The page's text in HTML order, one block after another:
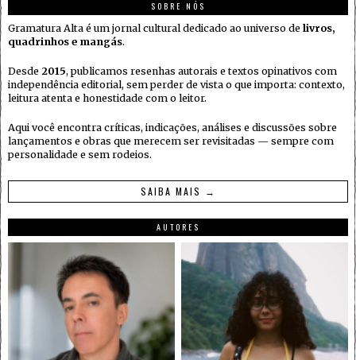
SOBRE NÓS
Gramatura Alta é um jornal cultural dedicado ao universo de livros,
quadrinhos e mangás.
Desde 2015, publicamos resenhas autorais e textos opinativos com
independência editorial, sem perder de vista o que importa: contexto,
leitura atenta e honestidade com o leitor.
Aqui você encontra críticas, indicações, análises e discussões sobre
lançamentos e obras que merecem ser revisitadas — sempre com
personalidade e sem rodeios.
SAIBA MAIS →
AUTORES